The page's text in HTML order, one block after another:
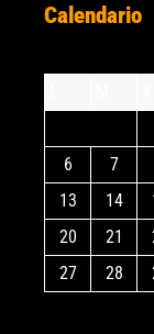
Calendario
6
7
13
14
20
21
27
28